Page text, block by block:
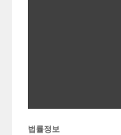
법률정보